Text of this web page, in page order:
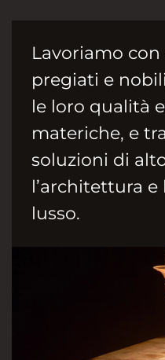
Lavoriamo
pregiati e
le loro qualità
materiche, e
soluzioni di
l’architettura
lusso.